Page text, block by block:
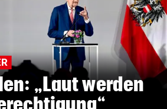
„Laut werden